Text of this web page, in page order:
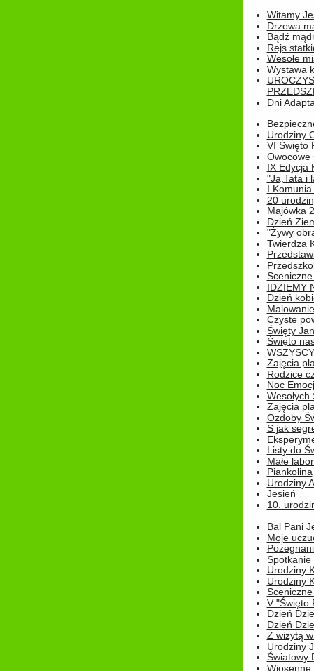
Witamy
Drzewa
Bądź
Rejs
Wesołe
Wystawa
Dni
Urodziny
VI Święto
Owocowe
IX Edycja
"Ja,Tata i
I
20
Majówka
Dzień
"Żywy
Twierdza
IDZIEMY
Dzień
Czyste
Święty
Święto
Zajęcia
Rodzice
Noc
Wesołych
Zajęcia
Ozdoby
S jak
Listy do
Małe
Piankolina
Urodziny
Jesień
10.
Bal Pani
Moje
Spotkanie
Urodziny
Urodziny
V "Święto
Dzień
Dzień
Z wizytą
Urodziny
Światowy
Wiosenne